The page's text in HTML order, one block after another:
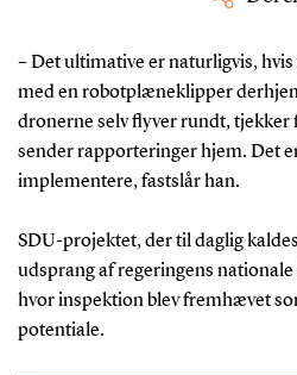
– Det ultimative er naturligvis,
med en robotplæneklipper
dronerne selv flyver rundt, tjekker
sender rapporteringer hjem. Det
implementere, fastslår han.
SDU-projektet, der til daglig
udsprang af regeringens
hvor inspektion blev fremhævet
potentiale.